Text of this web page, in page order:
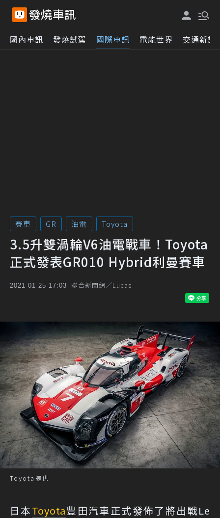
國內車訊 發燒試駕 國際車訊 電能世界 交通新訊
賽車 GR 油電 Toyota
3.5升雙渦輪V6油電戰車！Toyota
正式發表GR010 Hybrid利曼賽車
2021-01-25 17:03 聯合新聞網／Lucas
Toyota提供
日本Toyota豐田汽車正式發佈了將出戰Le